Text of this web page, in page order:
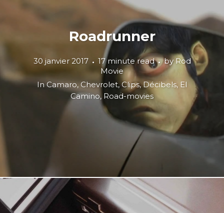
Roadrunner
30 janvier 2017 17 minute read byRod
Movie
InCamaro,Chevrolet,Clips,Décibels, El
Camino, Road-movies